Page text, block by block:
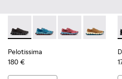
Pelotissima - K101109-006 -
Pelotissima - K101109-
Pelotissima -
Pelotissima
180 €